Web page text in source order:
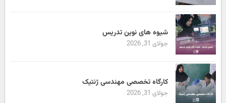
شیوه های نوین تدریس
جولای 31, 2026
کارگاه تخصصی مهندسی ژنتیک
جولای 31, 2026